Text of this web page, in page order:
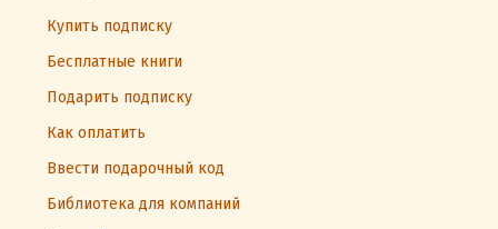
Купить подписку
Бесплатные книги
Подарить подписку
Как оплатить
Ввести подарочный код
Библиотека для компаний